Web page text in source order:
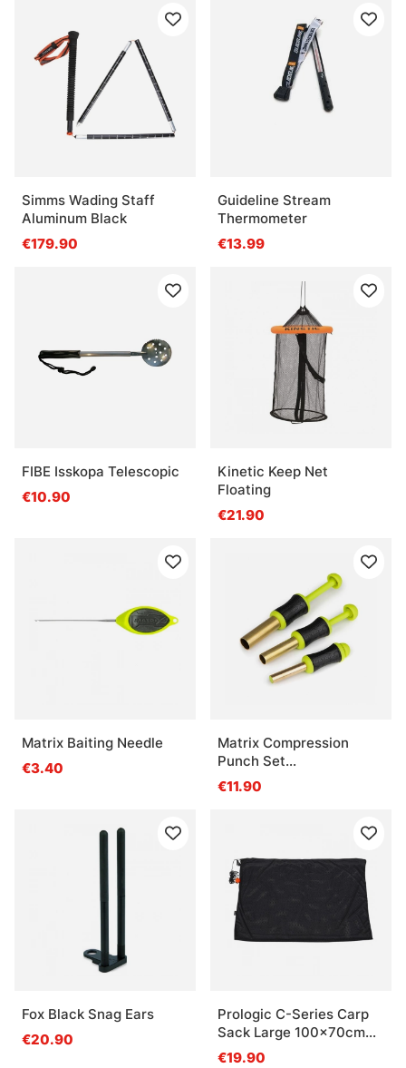
Simms Wading Staff
Aluminum Black
€179.90
Guideline Stream
Thermometer
€13.99
FIBE Isskopa Telescopic
€10.90
Kinetic Keep Net
Floating
€21.90
Matrix Baiting Needle
€3.40
Matrix Compression
Punch Set
6mm/8mm/10mm
€11.90
Fox Black Snag Ears
€20.90
Prologic C-Series Carp
Sack Large 100x70cm
Green/Black
€19.90